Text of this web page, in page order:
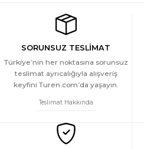
SORUNSUZ TESLİMAT
Türkiye’nin her noktasına sorunsuz
teslimat ayrıcalığıyla alışveriş
keyfini Turen.com’da yaşayın.
Teslimat Hakkında